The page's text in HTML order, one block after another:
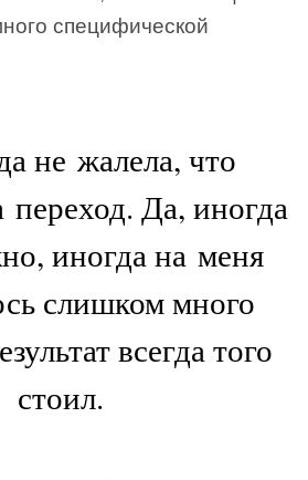
специфической
не жалела, что
переход. Да, иногда
иногда на меня
слишком много
всегда того
стоил.